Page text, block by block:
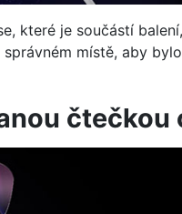
které je součástí
místě, aby
čtečkou